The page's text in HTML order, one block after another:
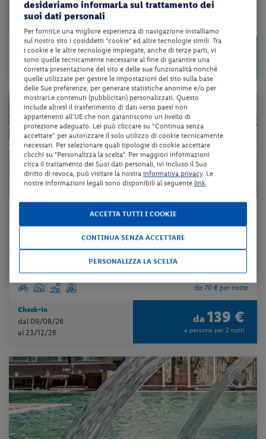
Check-in
dal 20/08/26
al 28/11/26
da159 €
a persona per 2 notti
Veneto - Abano Terme (PD)
pensione completa + utilizzo della sauna + utilizzo delle piscine ter...
da 70 € per notte
Check-in
dal 09/08/26
al 23/12/26
da 139 €
a persona per 2 notti
desideriamo informarLa sul trattamento dei
suoi dati personali
Per fornirLe una migliore esperienza di navigazione installiamo
sul nostro sito i cosiddetti "cookie" ed altre tecnologie simili. Tra
i cookie e le altre tecnologie impiegate, anche di terze parti, vi
sono quelle tecnicamente necessarie al fine di garantire una
corretta presentazione del sito e delle sue funzionalità nonché
quelle utilizzate per gestire le impostazioni del sito sulla base
delle Sue preferenze, per generare statistiche anonime e/o per
mostrarLe contenuti (pubblicitari) personalizzati. Questo
include altresì il trasferimento di dati verso paesi non
appartenenti all'UE che non garantiscono un livello di
protezione adeguato. Lei può cliccare su “Continua senza
accettare” per autorizzare il solo utilizzo di cookie tecnicamente
necessari. Per selezionare quali tipologie di cookie accettare
clicchi su "Personalizza la scelta". Per maggiori informazioni
circa il trattamento dei Suoi dati personali, ivi incluso il Suo
diritto di revoca, può visitare la nostra informativa privacy. Le
nostre informazioni legali sono disponibili al seguente link.
ACCETTA TUTTI I COOKIE
CONTINUA SENZA ACCETTARE
PERSONALIZZA LA SCELTA